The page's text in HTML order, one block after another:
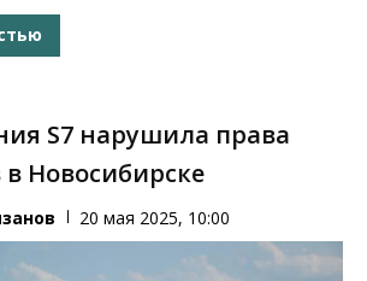
S7 нарушила права
Новосибирске
20 мая 2025, 10:00